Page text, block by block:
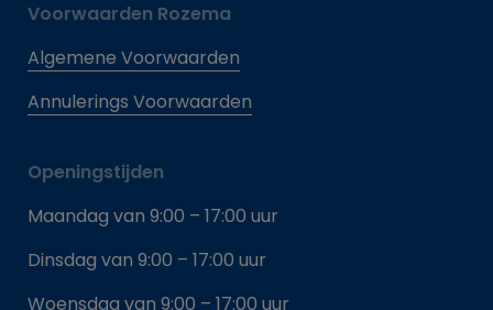
Voorwaarden Rozema
Algemene Voorwaarden
Annulerings Voorwaarden
Openingstijden
Maandag van 9:00 – 17:00 uur
Dinsdag van 9:00 – 17:00 uur
Woensdag van 9:00 – 17:00 uur